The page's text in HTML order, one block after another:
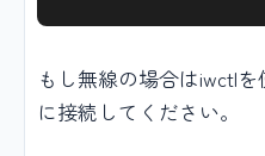
もし無線の場合はiwctl
に接続してください。